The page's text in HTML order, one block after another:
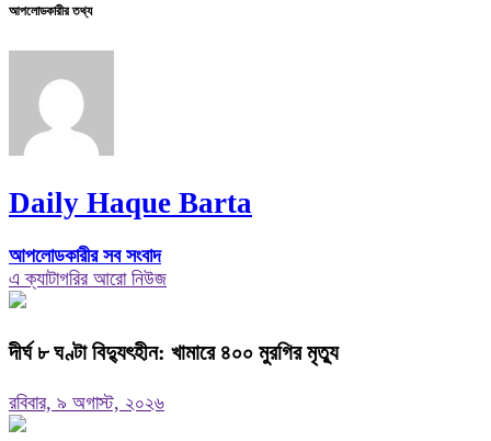
আপলোডকারীর তথ্য
Daily Haque Barta
আপলোডকারীর সব সংবাদ
এ ক্যাটাগরির আরো নিউজ
দীর্ঘ ৮ ঘণ্টা বিদ্যুৎহীন: খামারে ৪০০ মুরগির মৃত্যু
রবিবার, ৯ অগাস্ট, ২০২৬